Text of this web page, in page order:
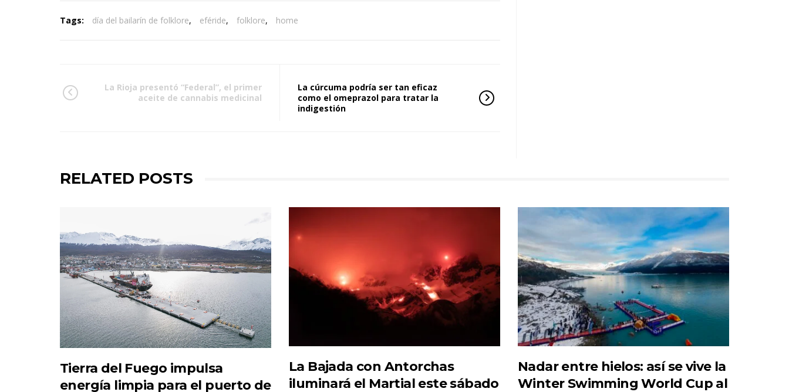
Tags: día del bailarín de folklore, eféride, folklore, home
La Rioja presentó “Federal”, el primer
aceite de cannabis medicinal
La cúrcuma podría ser tan eficaz
como el omeprazol para tratar la
indigestión
RELATED POSTS
Tierra del Fuego impulsa
energía limpia para el puerto de
La Bajada con Antorchas
iluminará el Martial este sábado
Nadar entre hielos: así se vive la
Winter Swimming World Cup al